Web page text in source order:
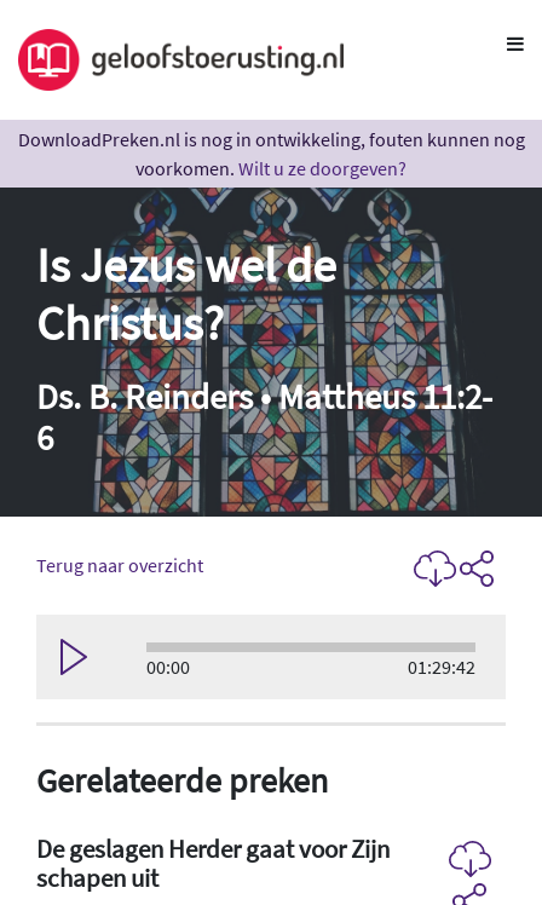
DownloadPreken.nl is nog in ontwikkeling, fouten kunnen nog
voorkomen. Wilt u ze doorgeven?
Is Jezus wel de
Christus?
Ds. B. Reinders • Mattheus 11:2-
6
Terug naar overzicht
00:00 01:29:42
Gerelateerde preken
De geslagen Herder gaat voor Zijn
schapen uit